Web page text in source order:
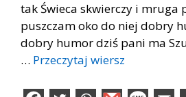
tak Świeca skwierczy i mruga
puszczam oko do niej dobry
dobry humor dziś pani ma
… Przeczytaj wiersz